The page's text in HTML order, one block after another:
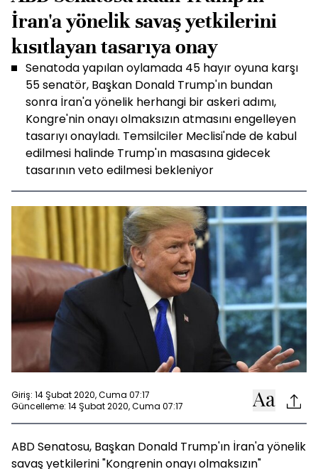
İran'a yönelik savaş yetkilerini
kısıtlayan tasarıya onay
Senatoda yapılan oylamada 45 hayır oyuna karşı
55 senatör, Başkan Donald Trump'ın bundan
sonra İran'a yönelik herhangi bir askeri adımı,
Kongre'nin onayı olmaksızın atmasını engelleyen
tasarıyı onayladı. Temsilciler Meclisi'nde de kabul
edilmesi halinde Trump'ın masasına gidecek
tasarının veto edilmesi bekleniyor
Giriş: 14 Şubat 2020, Cuma 07:17
Güncelleme: 14 Şubat 2020, Cuma 07:17
ABD Senatosu, Başkan Donald Trump'ın İran'a yönelik
savaş yetkilerini "Kongrenin onayı olmaksızın"